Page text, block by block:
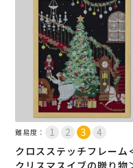
難易度：
クロスステッチフレーム
クリスマスイブの贈り物